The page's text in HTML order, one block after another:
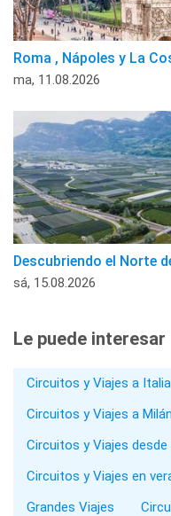
Roma , Nápoles y La
ma, 11.08.2026
Descubriendo el Norte
sá, 15.08.2026
Le puede interesar
Circuitos y Viajes a Italia
Circuitos y Viajes a Milán
Circuitos y Viajes desde
Circuitos y Viajes en
Grandes Viajes